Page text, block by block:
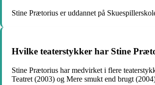
Stine Prætorius er uddannet på
Hvilke teaterstykker har Stine
Stine Prætorius har medvirket i flere
Teatret (2003) og Mere smukt end brugt